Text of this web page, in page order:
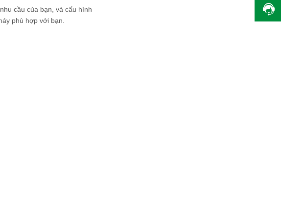
cầu của bạn, và cấu hình
phù hợp với bạn.